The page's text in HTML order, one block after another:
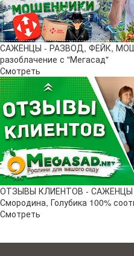
САЖЕНЦЫ - РАЗВОД, ФЕЙК,
разоблачение с "Мегасад"
Смотреть
ОТЗЫВЫ КЛИЕНТОВ - САЖЕНЦЫ
Смородина, Голубика 100%
Смотреть